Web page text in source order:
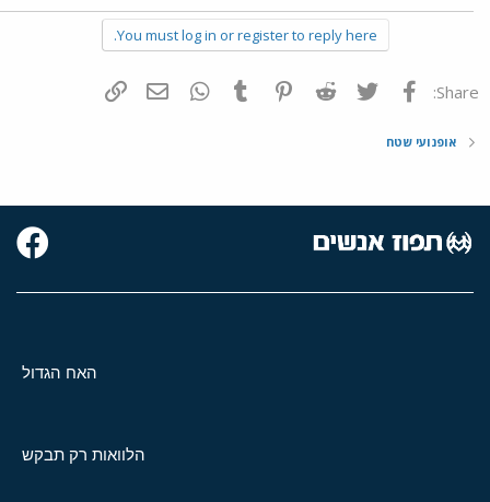
You must log in or register to reply here.
Share: פייסבוק Twitter
Reddit
Pinterest
Tumblr
WhatsAppדואר אלקטרוני
אופנועי שטח
האח הגדול
הלוואות רק תבקש